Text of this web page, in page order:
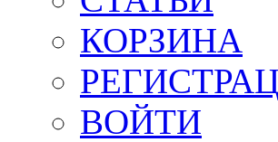
КОРЗИНА
ВОЙТИ